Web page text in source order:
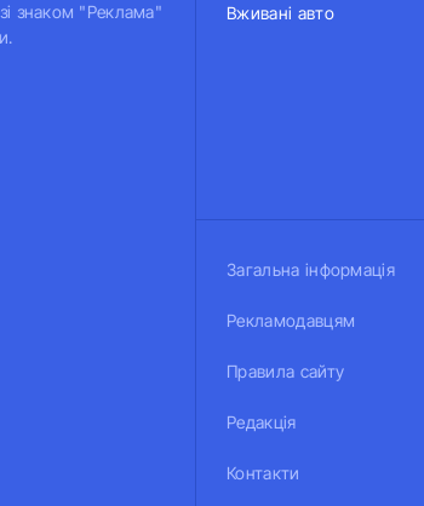
знаком "Реклама"
Вживані авто
Загальна інформація
Рекламодавцям
Правила сайту
Редакція
Контакти